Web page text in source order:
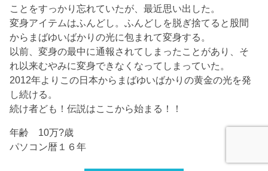
ことをすっかり忘れていたが、最近思い出した。
変身アイテムはふんどし。ふんどしを脱ぎ捨てると股間
からまばゆいばかりの光に包まれて変身する。
以前、変身の最中に通報されてしまったことがあり、そ
れ以来むやみに変身できなくなってしまっていた。
2012年よりこの日本からまばゆいばかりの黄金の光を発
し続ける。
続け者ども！伝説はここから始まる！！
年齢 10万?歳
パソコン暦１６年